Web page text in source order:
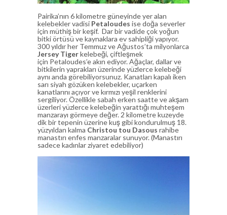
Pairika’nın 6 kilometre güneyinde yer alan
kelebekler vadisi Petaloudes ise doğa severler
için müthiş bir keşif. Dar bir vadide çok yoğun
bitki örtüsü ve kaynaklara ev sahipliği yapıyor.
300 yıldır her Temmuz ve Ağustos’ta milyonlarca
Jersey Tigerkelebeği, çiftleşmek
için Petaloudes’e akın ediyor. Ağaçlar, dallar ve
bitkilerin yaprakları üzerinde yüzlerce kelebeği
aynı anda görebiliyorsunuz. Kanatları kapalı iken
sarı siyah gözüken kelebekler, uçarken
kanatlarını açıyor ve kırmızı yeşil renklerini
sergiliyor. Özellikle sabah erken saatte ve akşam
üzerleri yüzlerce kelebeğin yarattığı muhteşem
manzarayı görmeye değer. 2 kilometre kuzeyde
dik bir tepenin üzerine kuş gibi kondurulmuş 18.
yüzyıldan kalma Christou tou Dasous rahibe
manastırı enfes manzaralar sunuyor. (Manastırı
sadece kadınlar ziyaret edebiliyor)